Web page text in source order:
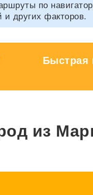
по
и других факторов.
Быстрая
из